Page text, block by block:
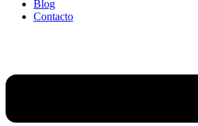
Blog
Contacto